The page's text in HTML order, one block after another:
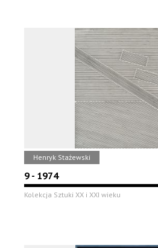
Henryk Stażewski
9 - 1974
Kolekcja Sztuki XX i XXI wieku